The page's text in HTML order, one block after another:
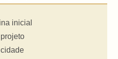
inicial